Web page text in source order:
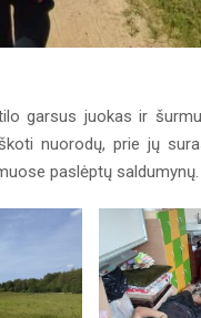
garsus juokas ir
nuorodų, prie jų
paslėptų saldumynų.